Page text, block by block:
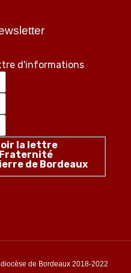
d'informations
la lettre
de Bordeaux
de Bordeaux 2018-2022